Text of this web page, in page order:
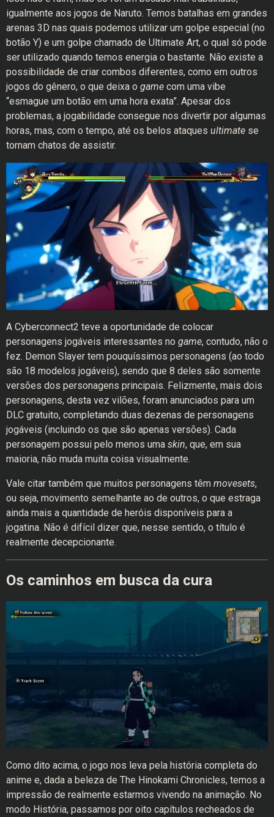
igualmente aos jogos de Naruto. Temos batalhas em grandes
arenas 3D nas quais podemos utilizar um golpe especial (no
botão Y) e um golpe chamado de Ultimate Art, o qual só pode
ser utilizado quando temos energia o bastante. Não existe a
possibilidade de criar combos diferentes, como em outros
jogos do gênero, o que deixa o game com uma vibe
“esmague um botão em uma hora exata”. Apesar dos
problemas, a jogabilidade consegue nos divertir por algumas
horas, mas, com o tempo, até os belos ataques ultimate se
tornam chatos de assistir.
A Cyberconnect2 teve a oportunidade de colocar
personagens jogáveis interessantes no game, contudo, não o
fez. Demon Slayer tem pouquíssimos personagens (ao todo
são 18 modelos jogáveis), sendo que 8 deles são somente
versões dos personagens principais. Felizmente, mais dois
personagens, desta vez vilões, foram anunciados para um
DLC gratuito, completando duas dezenas de personagens
jogáveis (incluindo os que são apenas versões). Cada
personagem possui pelo menos uma skin, que, em sua
maioria, não muda muita coisa visualmente.
Vale citar também que muitos personagens têm movesets,
ou seja, movimento semelhante ao de outros, o que estraga
ainda mais a quantidade de heróis disponíveis para a
jogatina. Não é difícil dizer que, nesse sentido, o título é
realmente decepcionante.
Os caminhos em busca da cura
Como dito acima, o jogo nos leva pela história completa do
anime e, dada a beleza de The Hinokami Chronicles, temos a
impressão de realmente estarmos vivendo na animação. No
modo História, passamos por oito capítulos recheados de